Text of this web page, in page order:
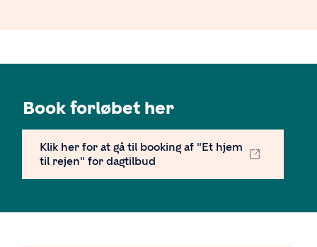
Book forløbet her
Klik her for at gå til booking af "Et hjem
til rejen" for dagtilbud